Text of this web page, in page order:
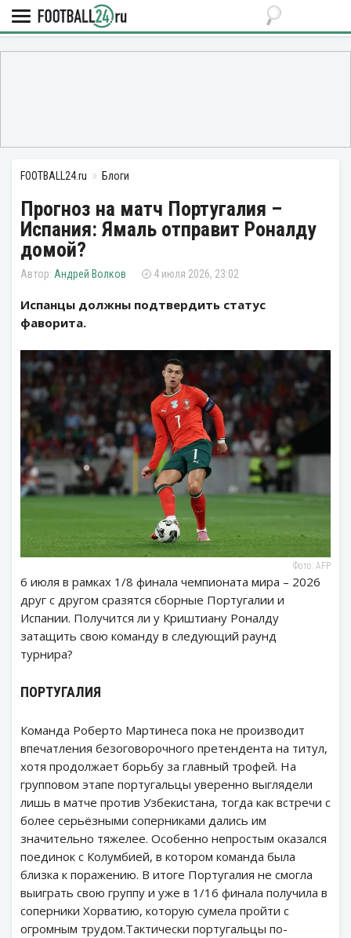
FOOTBALL24.ru Блоги
Прогноз на матч Португалия –
Испания: Ямаль отправит Роналду
домой?
Андрей Волков 4 июля 2026, 23:02
Испанцы должны подтвердить статус
фаворита.
Фото: AFP
6 июля в рамках 1/8 финала чемпионата мира – 2026
друг с другом сразятся сборные Португалии и
Испании. Получится ли у Криштиану Роналду
затащить свою команду в следующий раунд
турнира?
ПОРТУГАЛИЯ
Команда Роберто Мартинеса пока не производит
впечатления безоговорочного претендента на титул,
хотя продолжает борьбу за главный трофей. На
групповом этапе португальцы уверенно выглядели
лишь в матче против Узбекистана, тогда как встречи с
более серьёзными соперниками дались им
значительно тяжелее. Особенно непростым оказался
поединок с Колумбией, в котором команда была
близка к поражению. В итоге Португалия не смогла
выиграть свою группу и уже в 1/16 финала получила в
соперники Хорватию, которую сумела пройти с
огромным трудом.Тактически португальцы по-